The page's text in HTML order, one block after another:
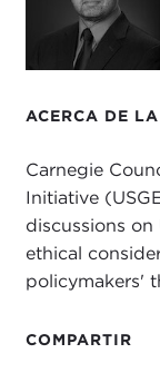
ACERCA DE
Carnegie
Initiative
discussions
ethical
policymakers'
COMPARTIR